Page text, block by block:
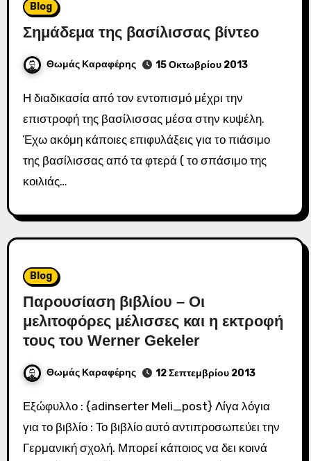
Blog
Σημάδεμα της βασίλισσας βίντεο
Θωμάς Καραφέρης 15 Οκτωβρίου 2013
Η διαδικασία από τον εντοπισμό μέχρι την
επιστροφή της βασίλισσας μέσα στην κυψέλη.
Έχω ακόμη κάποιες επιφυλάξεις για το πιάσιμο
της βασίλισσας από τα φτερά ( το σπάσιμο της
κοιλιάς…
Blog
Παρουσίαση βιβλίου – Οι
μελιτοφόρες μέλισσες και η εκτροφή
τους του Werner Gekeler
Θωμάς Καραφέρης 12 Σεπτεμβρίου 2013
Εξώφυλλο : {adinserter Meli_post} Λίγα λόγια
για το βιβλίο : Το βιβλίο αυτό αντιπροσωπεύει την
Γερμανική σχολή. Μπορεί κάποιος να δει κοινά